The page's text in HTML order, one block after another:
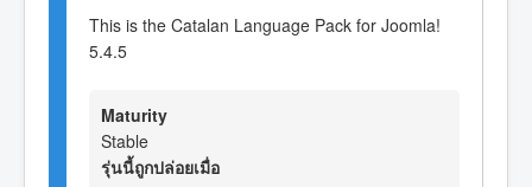
This is the Catalan Language Pack for Joomla!
5.4.5
Maturity
Stable
รุ่นนี้ถูกปล่อยเมื่อ